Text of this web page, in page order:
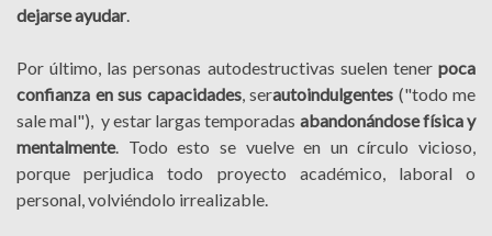
dejarse ayudar.
Por último, las personas autodestructivas suelen tenerpoca
confianza en sus capacidades, serautoindulgentes ("todo me
sale mal"), y estar largas temporadas abandonándose física y
mentalmente. Todo esto se vuelve en un círculo vicioso,
porque perjudica todo proyecto académico, laboral o
personal, volviéndolo irrealizable.